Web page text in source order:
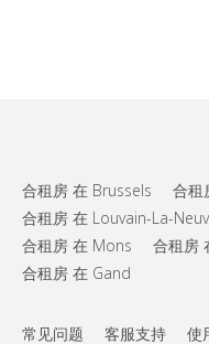
合租房 在 Brussels 合租
合租房 在 Louvain-La-
合租房 在 Mons
合租房
合租房 在 Gand
常见问题 客服支持 使